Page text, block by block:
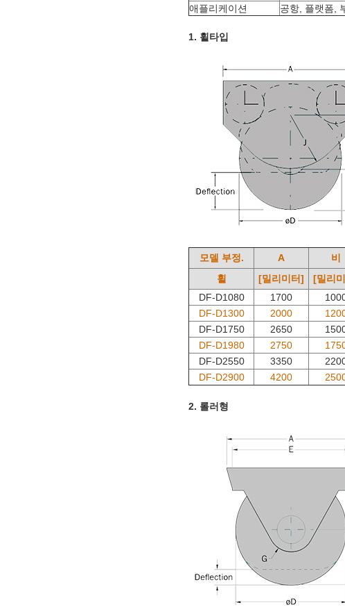
애플리케이션
공항, 플랫폼,
1. 휠타입
모델 부정. A 비
휠
[밀리미터] [밀리
DF-D1080
1700
DF-D1300
2000
DF-D1750
2650
DF-D1980
2750
DF-D2550
3350
DF-D2900
4200
2. 롤러형